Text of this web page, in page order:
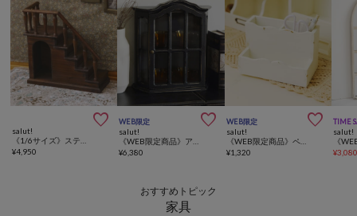

salut!
¥4,950
WEB限定 
salut!
¥6,380
WEB限定 
salut!
《WEB限定商品》ペン収納ボックス／choupinet
¥1,320
TIME
salut!
¥
おすすめトピック
家具